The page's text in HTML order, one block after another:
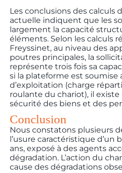
Les conclusions des calculs
actuelle indiquent que les
largement la capacité
éléments. Selon les calculs
Freyssinet, au niveau des
poutres principales, la
représente trois fois sa
si la plateforme est soumise
d’exploitation (charge
roulante du chariot), il
sécurité des biens et des
Conclusion
Nous constatons plusieurs
l’usure caractéristique
ans, exposé à des agents
dégradation. L’action du
cause des dégradations